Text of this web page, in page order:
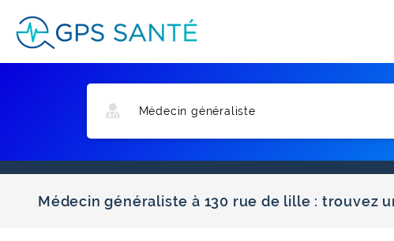
Médecin généraliste à 130 rue de lille : trouvez